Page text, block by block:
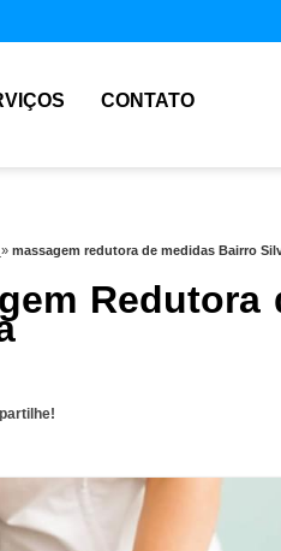
CONTATO
» massagem redutora de medidas Bairro